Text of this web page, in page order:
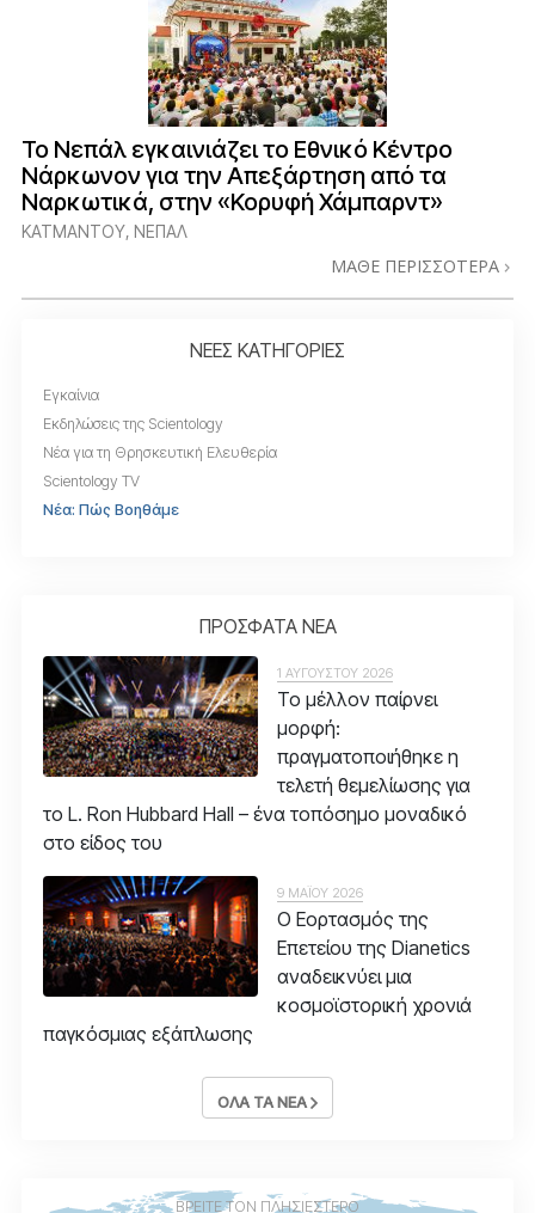
Το Νεπάλ εγκαινιάζει το Εθνικό Κέντρο
Νάρκωνον για την Απεξάρτηση από τα
Ναρκωτικά, στην «Κορυφή Χάμπαρντ»
ΚΑΤΜΑΝΤΟΎ, ΝΕΠΆΛ
ΜΑΘΕ ΠΕΡΙΣΣΟΤΕΡΑ
ΝΕΕΣ ΚΑΤΗΓΟΡΙΕΣ
Εγκαίνια
Εκδηλώσεις της Scientology
Νέα για τη Θρησκευτική Ελευθερία
Scientology TV
Νέα: Πώς Βοηθάμε
ΠΡΟΣΦΑΤΑ ΝΕΑ
1 ΑΥΓΟΥΣΤΟΥ 2026
Το μέλλον παίρνει
μορφή:
πραγματοποιήθηκε η
τελετή θεμελίωσης για
το L. Ron Hubbard Hall – ένα τοπόσημο μοναδικό
στο είδος του
9 ΜΑΪΟΥ 2026
Ο Εορτασμός της
Επετείου της Dianetics
αναδεικνύει μια
κοσμοϊστορική χρονιά
παγκόσμιας εξάπλωσης
ΟΛΑ ΤΑ ΝΕΑ
ΒΡΕΙΤΕ ΤΟΝ ΠΛΗΣΙΕΣΤΕΡΟ